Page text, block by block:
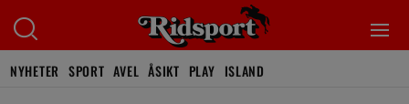
NYHETER SPORT AVEL ÅSIKT PLAY ISLAND